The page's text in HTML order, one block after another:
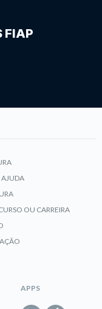
FIAP
AJUDA
OU CARREIRA
APPS